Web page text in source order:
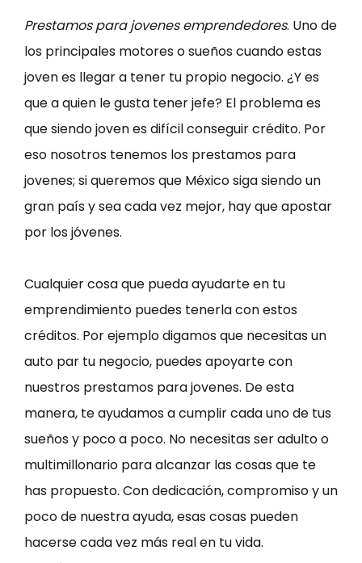
Prestamos para jovenes emprendedores. Uno de
los principales motores o sueños cuando estas
joven es llegar a tener tu propio negocio. ¿Y es
que a quien le gusta tener jefe? El problema es
que siendo joven es difícil conseguir crédito. Por
eso nosotros tenemos los prestamos para
jovenes; si queremos que México siga siendo un
gran país y sea cada vez mejor, hay que apostar
por los jóvenes.
Cualquier cosa que pueda ayudarte en tu
emprendimiento puedes tenerla con estos
créditos. Por ejemplo digamos que necesitas un
auto par tu negocio, puedes apoyarte con
nuestros prestamos para jovenes. De esta
manera, te ayudamos a cumplir cada uno de tus
sueños y poco a poco. No necesitas ser adulto o
multimillonario para alcanzar las cosas que te
has propuesto. Con dedicación, compromiso y un
poco de nuestra ayuda, esas cosas pueden
hacerse cada vez más real en tu vida.